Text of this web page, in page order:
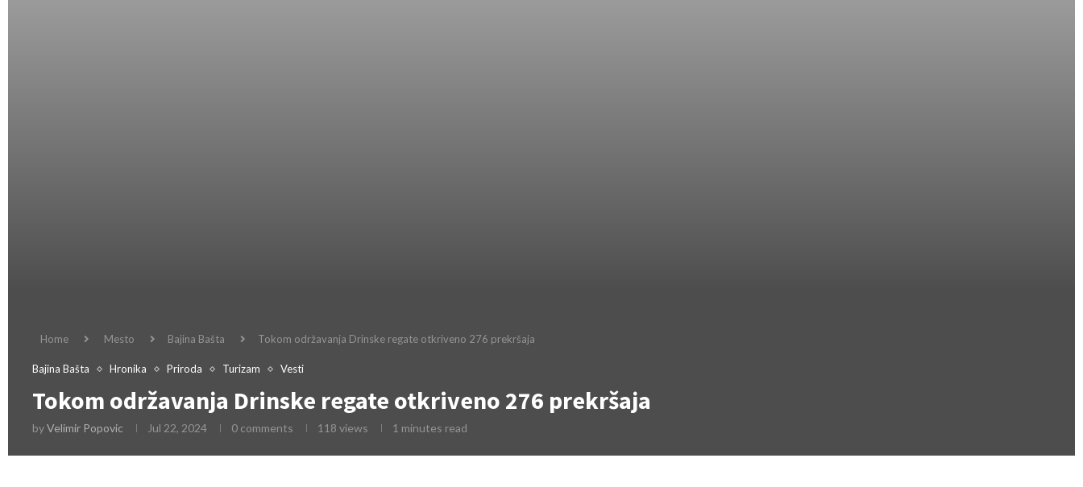
Home Mesto Bajina Bašta Tokom održavanja Drinske regate otkriveno 276 prekršaja
Bajina Bašta Hronika Priroda Turizam Vesti
Tokom održavanja Drinske regate otkriveno 276 prekršaja
byVelimir Popovic Jul 22, 2024 0 comments 118 views 1 minutes read